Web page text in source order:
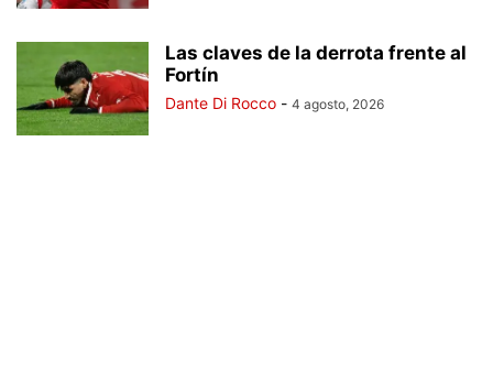
Las claves de la derrota frente al
Fortín
Dante Di Rocco - 4 agosto, 2026